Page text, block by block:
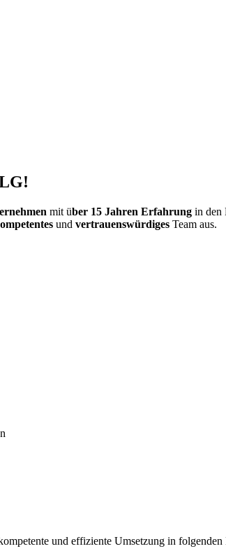
mit über 15 Jahren Erfahrung in den
und vertrauenswürdiges Team aus.
und effiziente Umsetzung in folgenden